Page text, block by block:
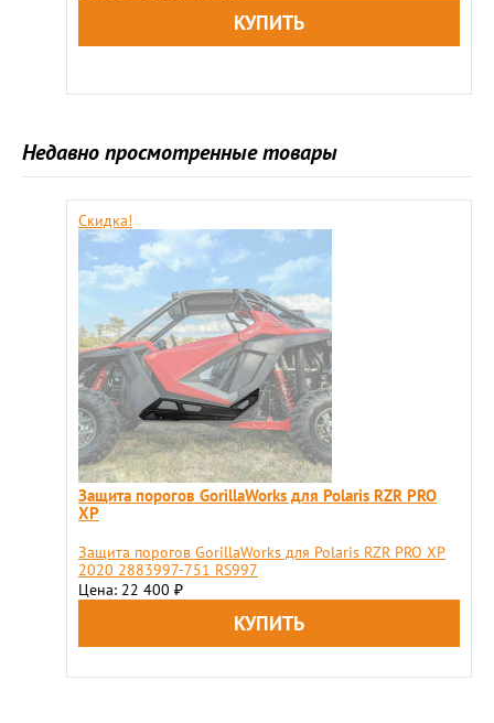
Недавно просмотренные товары
Скидка!
Защита порогов GorillaWorks для Polaris RZR PRO
XP
Защита порогов GorillaWorks для Polaris RZR PRO XP
2020 2883997-751 RS997
Цена: 22 400 ₽